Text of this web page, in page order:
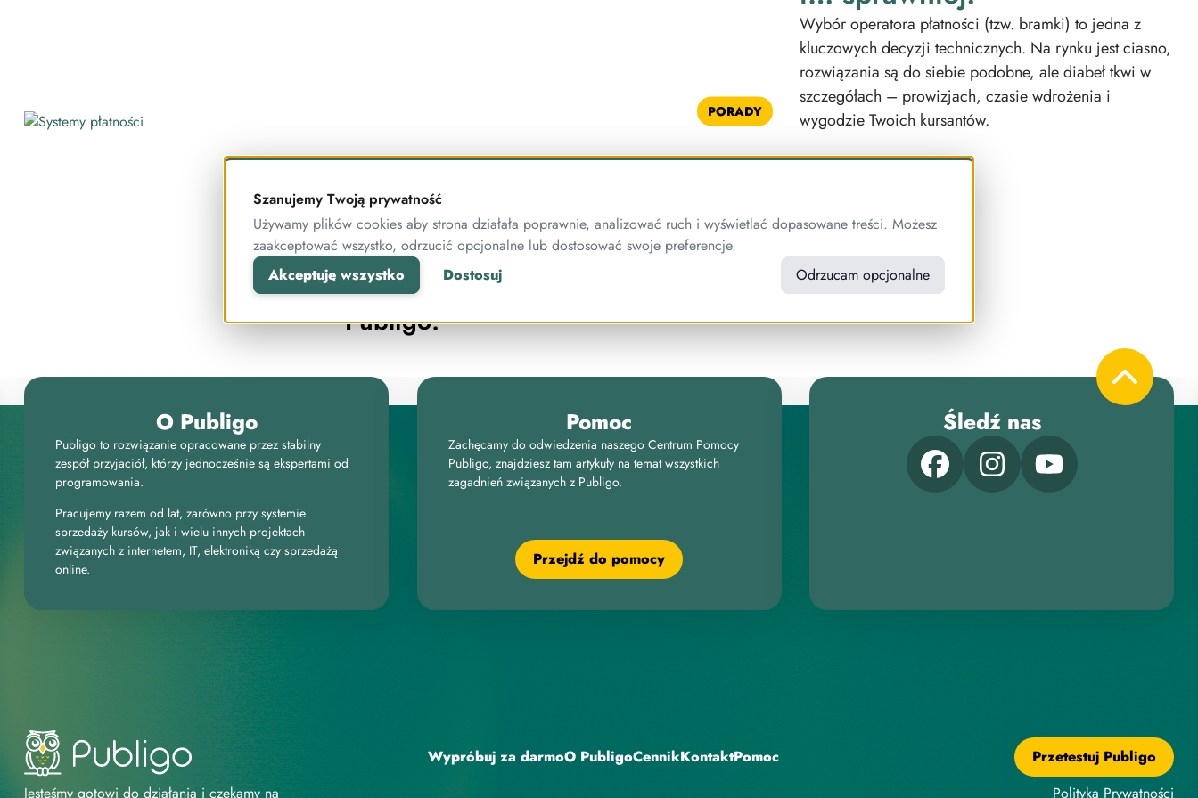
PORADY
Wybór operatora płatności (tzw. bramki) to jedna z
kluczowych decyzji technicznych. Na rynku jest ciasno,
rozwiązania są do siebie podobne, ale diabeł tkwi w
szczegółach – prowizjach, czasie wdrożenia i
wygodzie Twoich kursantów.
Publigo NEWS: Korzystasz z Przelewy24?
Teraz możesz uruchomić subskrypcje w
Publigo!
O Publigo
Publigo to rozwiązanie opracowane przez stabilny
zespół przyjaciół, którzy jednocześnie są ekspertami od
programowania.
Pracujemy razem od lat, zarówno przy systemie
sprzedaży kursów, jak i wielu innych projektach
związanych z internetem, IT, elektroniką czy sprzedażą
online.
Pomoc
Zachęcamy do odwiedzenia naszego Centrum Pomocy
Publigo, znajdziesz tam artykuły na temat wszystkich
zagadnień związanych z Publigo.
Przejdź do pomocy
Śledź nas
Wypróbuj za darmoO PubligoCennikKontaktPomoc
Przetestuj Publigo
Jesteśmy gotowi do działania i czekamy na
Polityka Prywatności
Szanujemy Twoją prywatność
Używamy plików cookies aby strona działała poprawnie, analizować ruch i wyświetlać dopasowane treści. Możesz
zaakceptować wszystko, odrzucić opcjonalne lub dostosować swoje preferencje.
Akceptuję wszystko
Dostosuj Odrzucam opcjonalne